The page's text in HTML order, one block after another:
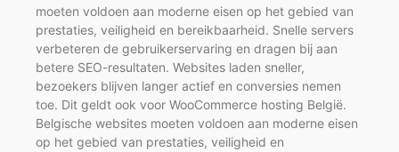
moeten voldoen aan moderne eisen op het gebied van
prestaties, veiligheid en bereikbaarheid. Snelle servers
verbeteren de gebruikerservaring en dragen bij aan
betere SEO-resultaten. Websites laden sneller,
bezoekers blijven langer actief en conversies nemen
toe. Dit geldt ook voor WooCommerce hosting België.
Belgische websites moeten voldoen aan moderne eisen
op het gebied van prestaties, veiligheid en